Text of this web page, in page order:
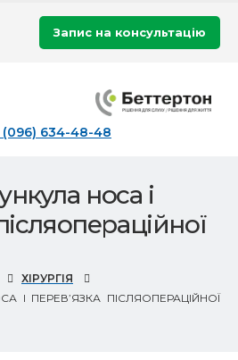
Запис на консультацію
634-48-48
носа і
ХІРУРГІЯ
І ПЕРЕВ’ЯЗКА ПІСЛЯОПЕРАЦІЙНОЇ